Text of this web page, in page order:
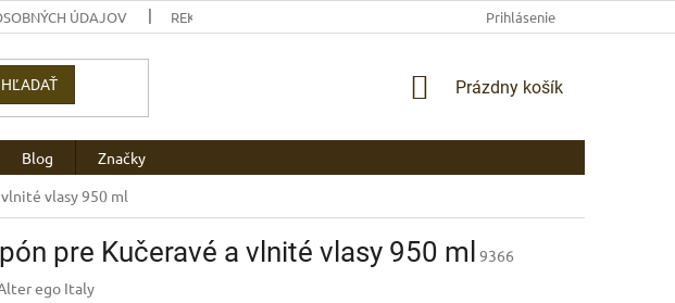
ÚDAJOV REKLAMAČNÉ PODMIENKY AKO NAKUPOVAŤ PLATBA
Prihlásenie
HĽADAŤ
NÁKUPNÝ
Prázdny košík
Blog
Značky
vlasy 950 ml
pre Kučeravé a vlnité vlasy 950 ml
9366
ego Italy